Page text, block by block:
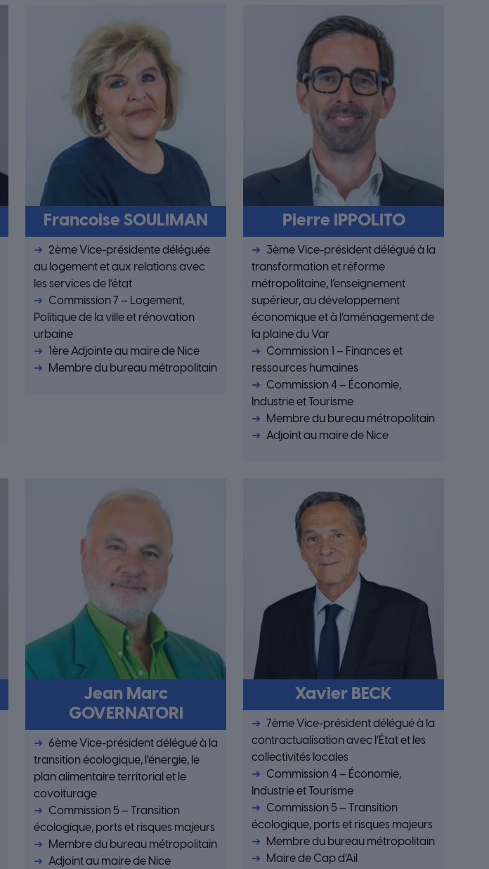
Francoise SOULIMAN
2ème Vice-présidente déléguée
au logement et aux relations avec
les services de l’état
Commission 7 – Logement,
Politique de la ville et rénovation
urbaine
1ère Adjointe au maire de Nice
Membre du bureau métropolitain
Pierre IPPOLITO
3ème Vice-président délégué à la
transformation et réforme
métropolitaine, l’enseignement
supérieur, au développement
économique et à l’aménagement de
la plaine du Var
Commission 1 – Finances et
ressources humaines
Commission 4 – Économie,
Industrie et Tourisme
Membre du bureau métropolitain
Adjoint au maire de Nice
Jean Marc
GOVERNATORI
6ème Vice-président délégué à la
transition écologique, l’énergie, le
plan alimentaire territorial et le
covoiturage
Commission 5 – Transition
écologique, ports et risques majeurs
Membre du bureau métropolitain
Adjoint au maire de Nice
Xavier BECK
7ème Vice-président délégué à la
contractualisation avec l’État et les
collectivités locales
Commission 4 – Économie,
Industrie et Tourisme
Commission 5 – Transition
écologique, ports et risques majeurs
Membre du bureau métropolitain
Maire de Cap d’Ail